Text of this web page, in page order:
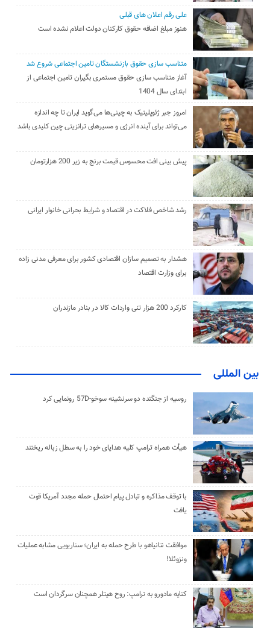
علی رقم اعلان های قبلی
هنوز مبلغ اضافه حقوق کارکنان دولت اعلام نشده است
متناسب سازی حقوق بازنشستگان تامین اجتماعی شروع شد
آغاز متناسب سازی حقوق مستمری بگیران تامین اجتماعی از
ابتدای سال 1404
امروز جبر ژئوپلیتیک به چینی‌ها می‌گوید ایران تا چه اندازه
می‌تواند برای آینده انرژی و مسیرهای ترانزیتی چین کلیدی باشد
پیش بینی افت محسوس قیمت برنج به زیر 200 هزارتومان
رشد شاخص فلاکت در اقتصاد و شرایط بحرانی خانوار ایرانی
هشدار به تصمیم سازان اقتصادی کشور برای معرفی مدنی زاده
برای وزارت اقتصاد
کارکرد 200 هزار تنی واردات کالا در بنادر مازندران
بین المللی
روسیه از جنگنده دو سرنشینه سوخو-57D رونمایی کرد
هیأت همراه ترامپ کلیه هدایای خود را به سطل زباله ریختند
با توقف مذاکره و تبادل پیام احتمال حمله مجدد آمریکا قوت
یافت
موافقت نتانیاهو با طرح حمله به ایران؛ سناریویی مشابه عملیات
ونزوئلا!
کنایه مادورو به ترامپ: روح هیتلر همچنان سرگردان است